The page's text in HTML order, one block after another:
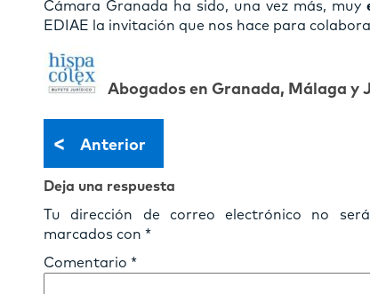
Cámara Granada ha sido, una vez más, muy
EDIAE la invitación que nos hace para
Abogados en Granada, Málaga y
< Anterior
Deja una respuesta
Tu dirección de correo electrónico no
marcados con *
Comentario *